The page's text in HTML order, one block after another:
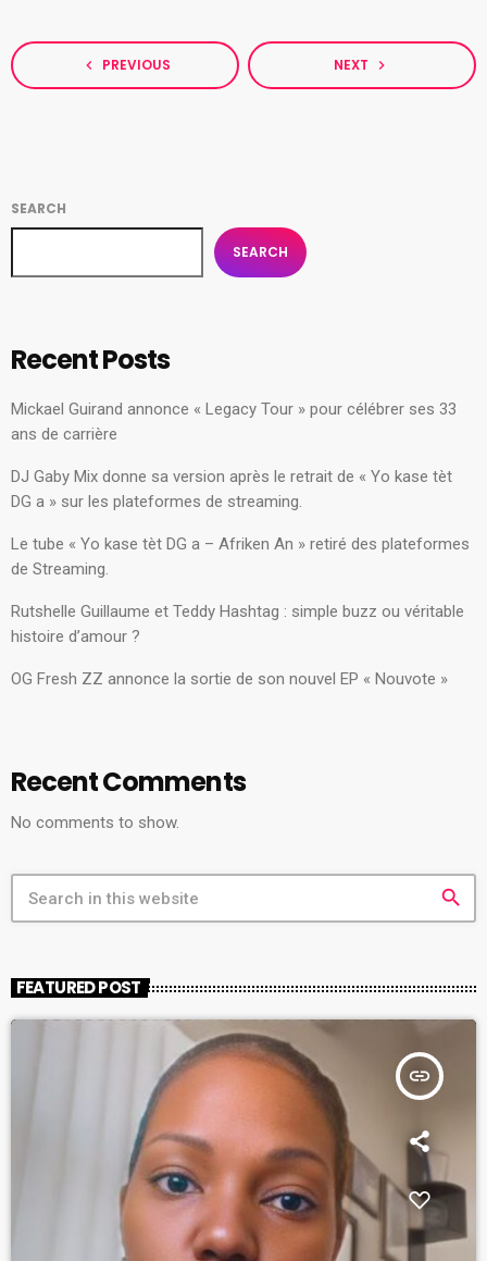
navigate_before PREVIOUS NEXT navigate_next
SEARCH
SEARCH
Recent Posts
Mickael Guirand annonce « Legacy Tour » pour célébrer ses 33
ans de carrière
DJ Gaby Mix donne sa version après le retrait de « Yo kase tèt
DG a » sur les plateformes de streaming.
Le tube « Yo kase tèt DG a – Afriken An » retiré des plateformes
de Streaming.
Rutshelle Guillaume et Teddy Hashtag : simple buzz ou véritable
histoire d’amour ?
OG Fresh ZZ annonce la sortie de son nouvel EP « Nouvote »
Recent Comments
No comments to show.
search
FEATURED POST
insert_link